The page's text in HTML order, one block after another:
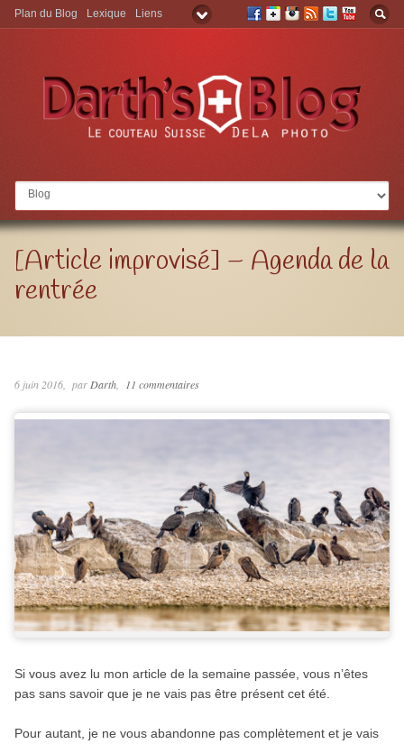
Aller à:
Plan du Blog Lexique Liens
[Article improvisé] – Agenda de la
rentrée
6 juin 2016 parDarth 11 commentaires
Si vous avez lu mon article de la semaine passée, vous n’êtes
pas sans savoir que je ne vais pas être présent cet été.
Pour autant, je ne vous abandonne pas complètement et je vais